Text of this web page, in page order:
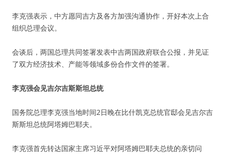
李克强表示，中方愿同吉方及各方加强沟通协作，开好本次上合
组织总理会议。
会谈后，两国总理共同签署发表中吉两国政府联合公报，并见证
了双方经济技术、产能等领域多份合作文件的签署。
李克强会见吉尔吉斯斯坦总统
国务院总理李克强当地时间2日晚在比什凯克总统官邸会见吉尔吉
斯斯坦总统阿塔姆巴耶夫。
李克强首先转达国家主席习近平对阿塔姆巴耶夫总统的亲切问